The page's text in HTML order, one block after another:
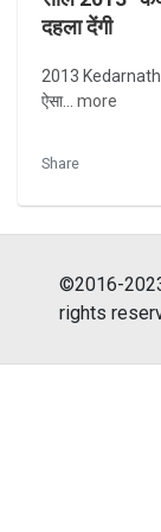
दहला देंगी
2013 Kedarnath
ऐसा... more
Share
©2016-2023
rights